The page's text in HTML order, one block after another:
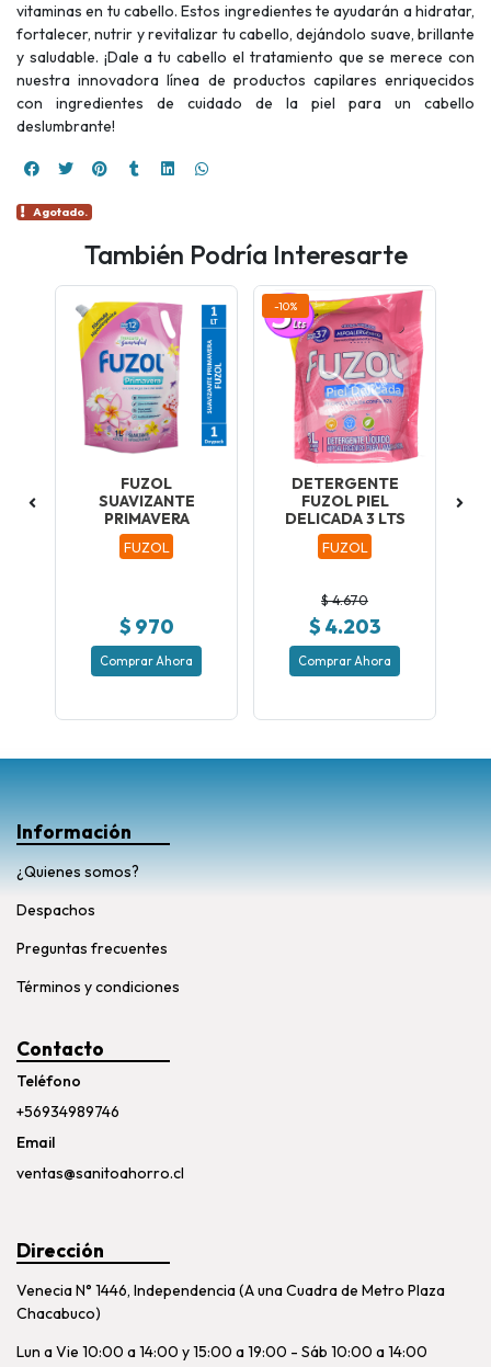
vitaminas en tu cabello. Estos ingredientes te ayudarán a hidratar,
fortalecer, nutrir y revitalizar tu cabello, dejándolo suave, brillante
y saludable. ¡Dale a tu cabello el tratamiento que se merece con
nuestra innovadora línea de productos capilares enriquecidos
con ingredientes de cuidado de la piel para un cabello
deslumbrante!
Agotado.
También Podría Interesarte
FUZOL
SUAVIZANTE
PRIMAVERA
FUZOL
$ 970
Comprar Ahora
-10%
DETERGENTE
FUZOL PIEL
DELICADA 3 LTS
FUZOL
$ 4.670
$ 4.203
Comprar Ahora
Información
¿Quienes somos?
Despachos
Preguntas frecuentes
Términos y condiciones
Contacto
Teléfono
+56934989746
Email
ventas@sanitoahorro.cl
Dirección
Venecia N° 1446, Independencia (A una Cuadra de Metro Plaza
Chacabuco)
Lun a Vie 10:00 a 14:00 y 15:00 a 19:00 - Sáb 10:00 a 14:00